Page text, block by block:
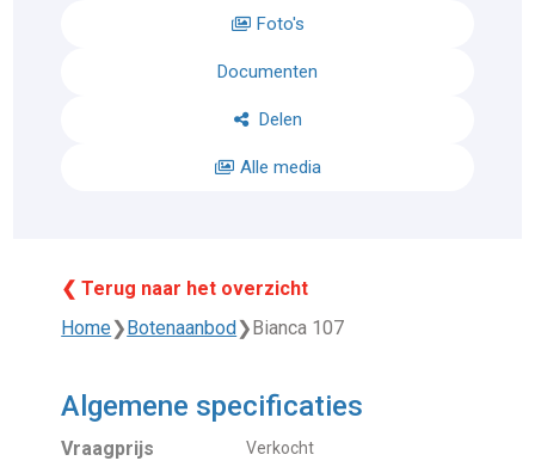
Foto's
Documenten
Delen
Alle media
❮ Terug naar het overzicht
Home❯Botenaanbod❯Bianca 107
Algemene specificaties
Vraagprijs Verkocht